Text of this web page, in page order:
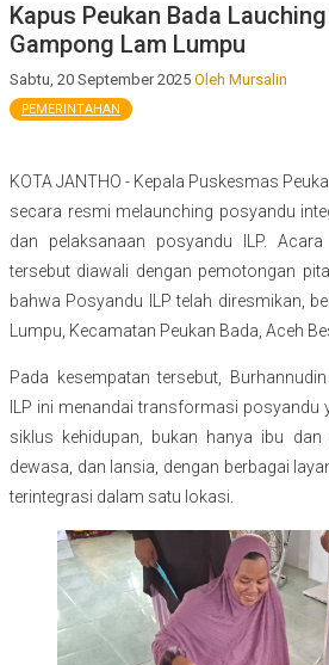
Kapus Peukan Bada
Gampong Lam Lumpu
Sabtu, 20 September 2025 Oleh Mursalin
PEMERINTAHAN
KOTA JANTHO - Kepala Puskesmas
secara resmi melaunching posyandu
dan pelaksanaan posyandu ILP.
tersebut diawali dengan pemotongan
bahwa Posyandu ILP telah diresmikan,
Lumpu, Kecamatan Peukan Bada, Aceh
Pada kesempatan tersebut,
ILP ini menandai transformasi posyandu
siklus kehidupan, bukan hanya ibu dan
dewasa, dan lansia, dengan berbagai
terintegrasi dalam satu lokasi.